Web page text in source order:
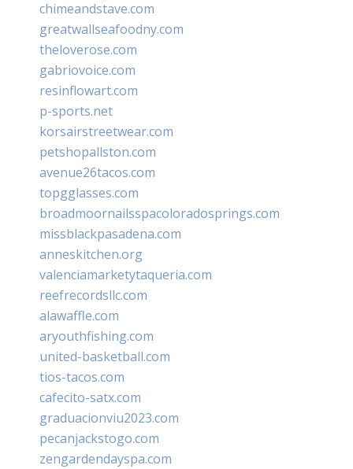
chimeandstave.com
greatwallseafoodny.com
theloverose.com
gabriovoice.com
resinflowart.com
p-sports.net
korsairstreetwear.com
petshopallston.com
avenue26tacos.com
topgglasses.com
broadmoornailsspacoloradosprings.com
missblackpasadena.com
anneskitchen.org
valenciamarketytaqueria.com
reefrecordsllc.com
alawaffle.com
aryouthfishing.com
united-basketball.com
tios-tacos.com
cafecito-satx.com
graduacionviu2023.com
pecanjackstogo.com
zengardendayspa.com